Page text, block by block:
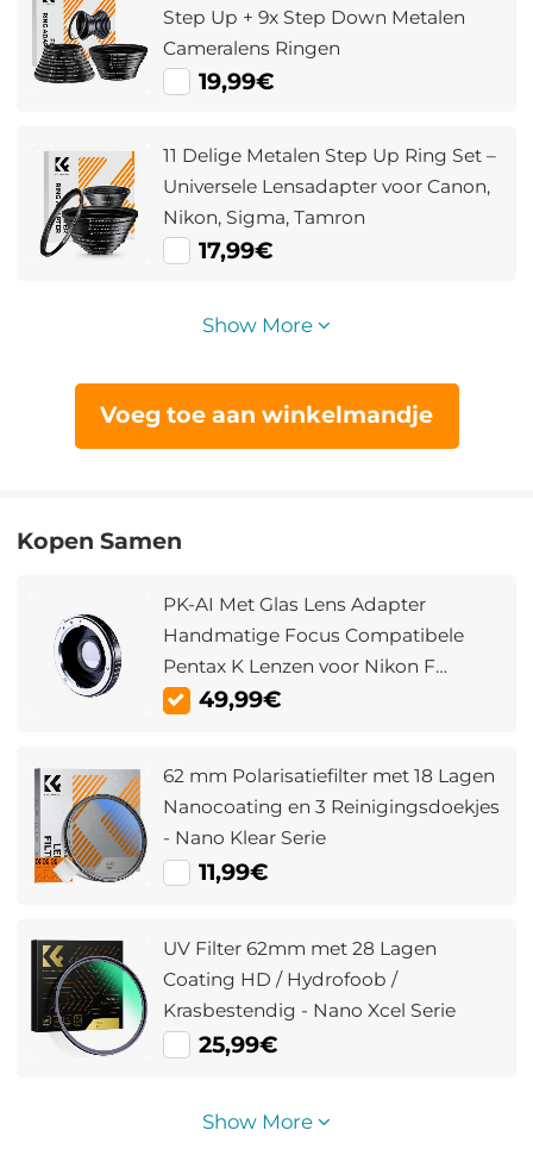
Step Up + 9x Step Down Metalen
Cameralens Ringen
19,99€
11 Delige Metalen Step Up Ring Set –
Universele Lensadapter voor Canon,
Nikon, Sigma, Tamron
17,99€
Show More
Voeg toe aan winkelmandje
Kopen Samen
PK-AI Met Glas Lens Adapter
Handmatige Focus Compatibele
Pentax K Lenzen voor Nikon F
Camera Lichaam
49,99€
62 mm Polarisatiefilter met 18 Lagen
Nanocoating en 3 Reinigingsdoekjes
- Nano Klear Serie
11,99€
UV Filter 62mm met 28 Lagen
Coating HD / Hydrofoob /
Krasbestendig - Nano Xcel Serie
25,99€
Show More